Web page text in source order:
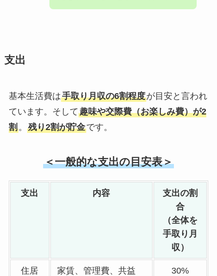
支出
基本生活費は手取り月収の6割程度が目安と言われ
ています。そして趣味や交際費（お楽しみ費）が2
割。 残り2割が貯金です。
＜一般的な支出の目安表＞
支出 内容
支出の割
合
（全体を
手取り月
収）
住居
家賃、管理費、共益
30%